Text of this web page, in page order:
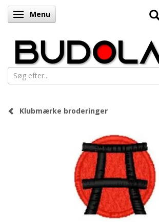
Skifte navigation
Menu
Klubmærke broderinger